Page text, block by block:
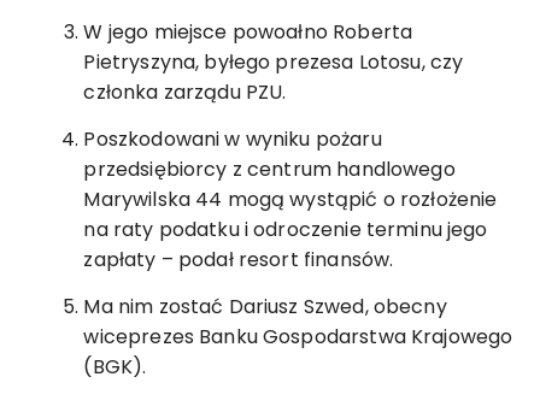
W jego miejsce powoałno Roberta
Pietryszyna, byłego prezesa Lotosu, czy
członka zarządu PZU.
Poszkodowani w wyniku pożaru
przedsiębiorcy z centrum handlowego
Marywilska 44 mogą wystąpić o rozłożenie
na raty podatku i odroczenie terminu jego
zapłaty – podał resort finansów.
Ma nim zostać Dariusz Szwed, obecny
wiceprezes Banku Gospodarstwa Krajowego
(BGK).